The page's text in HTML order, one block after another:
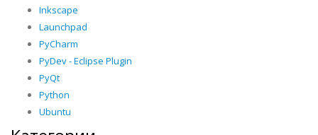
Inkscape
Launchpad
PyCharm
PyDev - Eclipse Plugin
PyQt
Python
Ubuntu